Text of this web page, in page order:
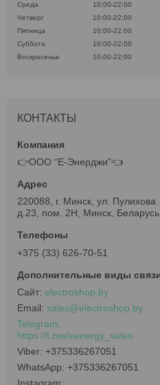
Среда
10:00-22:00
Четверг
10:00-22:00
Пятница
10:00-22:00
Суббота
10:00-22:00
Воскресенье
10:00-22:00
КОНТАКТЫ
👉ООО “Е-Энерджи”👈
220088, г. Минск, ул. Пулихова
д.23, пом. 2Н, Минск, Беларусь
+375 (33) 626-70-51
electroshop.by
sales@electroshop.by
https://t.me/eenergy_sales
+375336267051
+375336267051